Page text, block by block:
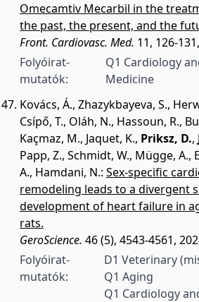
Omecamtiv Mecarbil in the
the past, the present, and the
Front. Cardiovasc. Med. 11, 126-
Folyóirat-
mutatók:
Q1 Cardiology
Medicine
Kovács, Á., Zhazykbayeva, S.,
Csípő, T., Oláh, N., Hassoun, R.,
Kaçmaz, M., Jaquet, K., Priksz, D.,
Papp, Z., Schmidt, W., Mügge, A.,
A., Hamdani, N.: Sex-specific
remodeling leads to a divergent
development of heart failure in
rats.
GeroScience. 46 (5), 4543-4561,
Folyóirat-
mutatók:
D1 Veterinary
Q1 Aging
Q1 Cardiology